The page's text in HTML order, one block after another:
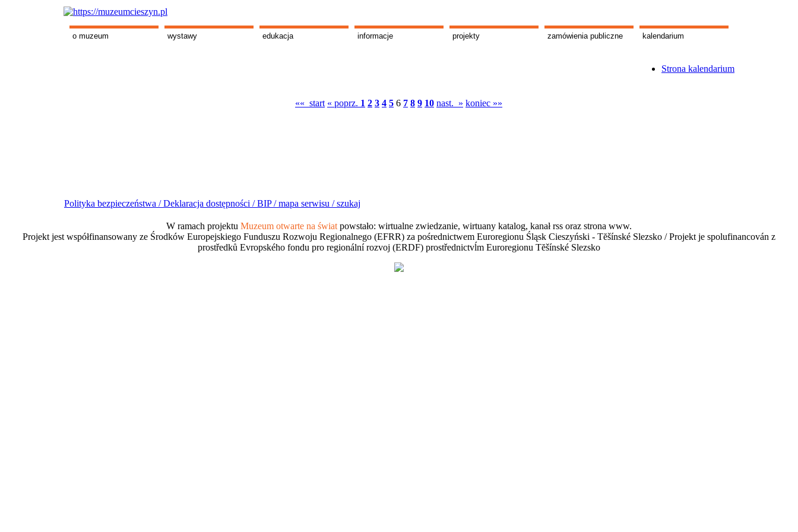
o muzeum wystawy edukacja informacje projekty zamówienia publiczne kalendarium
Strona kalendarium
«« start « poprz. 1 2 3 4 5 6 7 8 9 10 nast. » koniec »»
Polityka bezpieczeństwa /Deklaracja dostępności /BIP /mapa serwisu /szukaj
W ramach projektu Muzeum otwarte na świat powstało: wirtualne zwiedzanie, wirtuany katalog, kanał rss oraz strona www.
Projekt jest współfinansowany ze Środków Europejskiego Funduszu Rozwoju Regionalnego (EFRR) za pośrednictwem Euroregionu Śląsk Cieszyński - Tĕšínské Slezsko / Projekt je spolufinancován z
prostředků Evropského fondu pro regionální rozvoj (ERDF) prostřednictvĺm Euroregionu Tĕšínské Slezsko